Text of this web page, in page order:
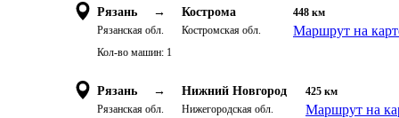
Рязань →
Рязанская обл.
Кострома
Костромская обл.
448 км
Маршрут на
Кол-во машин: 1
Рязань →
Рязанская обл.
Нижний Новгород
Нижегородская обл.
425 км
Маршрут на